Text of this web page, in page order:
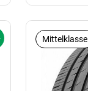
Mittelklasse